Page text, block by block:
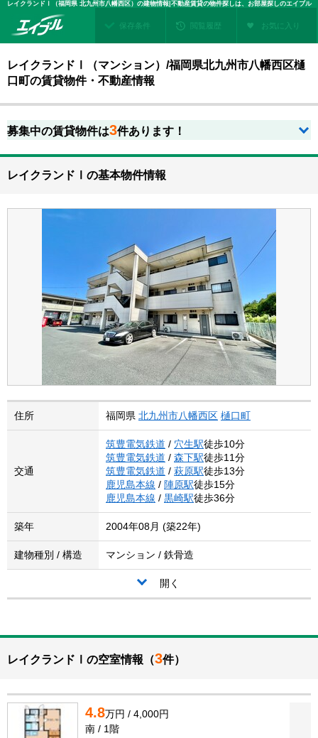
レイクランドⅠ（福岡県 北九州市八幡西区）の建物情報|不動産賃貸の物件探しは、お部屋探しのエイブル
保存条件 閲覧履歴 お気に入り
レイクランドⅠ（マンション）/福岡県北九州市八幡西区樋
口町の賃貸物件・不動産情報
募集中の賃貸物件は3件あります！
レイクランドⅠの基本物件情報
住所 福岡県 北九州市八幡西区 樋口町
交通
筑豊電気鉄道 / 穴生駅徒歩10分
筑豊電気鉄道 / 森下駅徒歩11分
筑豊電気鉄道 / 萩原駅徒歩13分
鹿児島本線 / 陣原駅徒歩15分
鹿児島本線 / 黒崎駅徒歩36分
築年 2004年08月 (築22年)
建物種別 / 構造 マンション / 鉄骨造
開く
レイクランドⅠの空室情報（3件）
4.8万円 / 4,000円
南 / 1階